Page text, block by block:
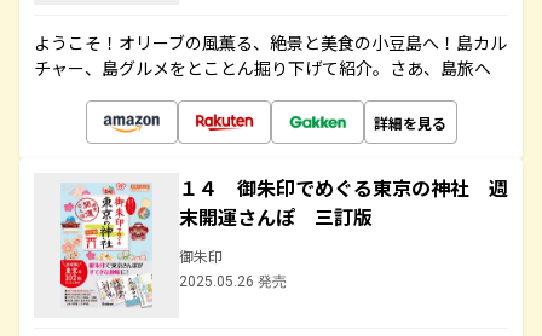
ようこそ！オリーブの風薫る、絶景と美食の小豆島へ！島カル
チャー、島グルメをとことん掘り下げて紹介。さあ、島旅へ
詳細を見る
１４ 御朱印でめぐる東京の神社 週
末開運さんぽ 三訂版
御朱印
2025.05.26 発売